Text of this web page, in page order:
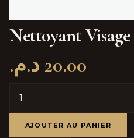
Nettoyant
20.00 د.م.
AJOUTER AU PANIER